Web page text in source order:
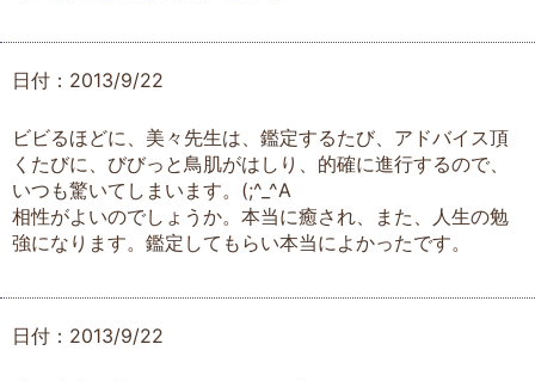
日付：2013/9/22
ビビるほどに、美々先生は、鑑定するたび、アドバイス頂
くたびに、びびっと鳥肌がはしり、的確に進行するので、
いつも驚いてしまいます。(;^_^A
相性がよいのでしょうか。本当に癒され、また、人生の勉
強になります。鑑定してもらい本当によかったです。
日付：2013/9/22